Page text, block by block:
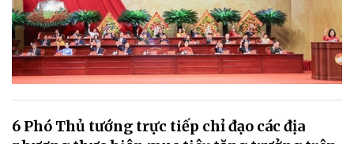
6 Phó Thủ tướng trực tiếp chỉ đạo các địa